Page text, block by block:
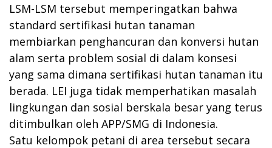
LSM-LSM tersebut memperingatkan bahwa
standard sertifikasi hutan tanaman
membiarkan penghancuran dan konversi hutan
alam serta problem sosial di dalam konsesi
yang sama dimana sertifikasi hutan tanaman itu
berada. LEI juga tidak memperhatikan masalah
lingkungan dan sosial berskala besar yang terus
ditimbulkan oleh APP/SMG di Indonesia.
Satu kelompok petani di area tersebut secara